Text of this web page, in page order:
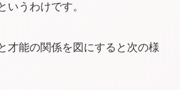
いうわけです。
才能の関係を図にすると次の様